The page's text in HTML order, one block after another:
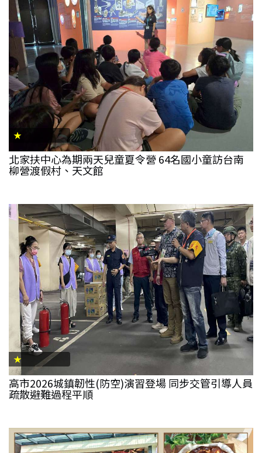
★
北家扶中心為期兩天兒童夏令營 64名國小童訪台南
柳營渡假村、天文館
★
高市2026城鎮韌性(防空)演習登場 同步交管引導人員
疏散避難過程平順